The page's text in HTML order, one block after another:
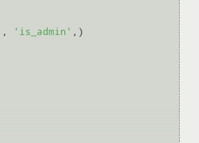
, 'is_admin' ,)